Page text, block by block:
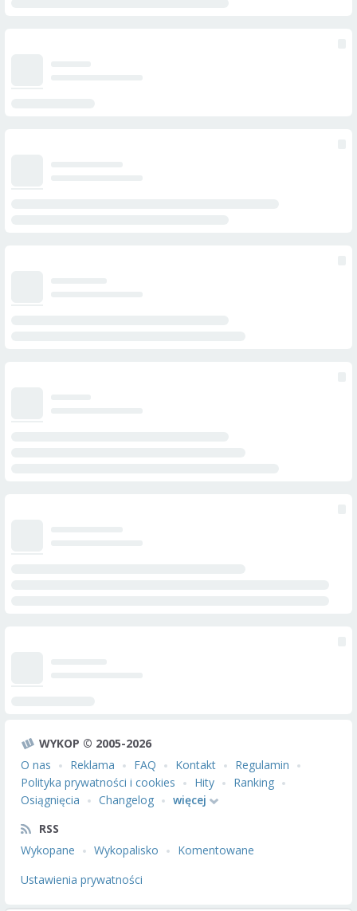
WYKOP © 2005-2026
O nas
Reklama FAQ Kontakt
Regulamin
Polityka prywatności i cookies
Hity
Ranking
Osiągnięcia
Changelog
więcej
RSS
Wykopane
Wykopalisko
Komentowane
Ustawienia prywatności